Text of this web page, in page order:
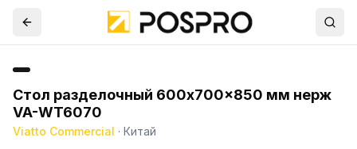
Стол разделочный 600x700x850 мм нерж
VA-WT6070
Viatto Commercial · Китай